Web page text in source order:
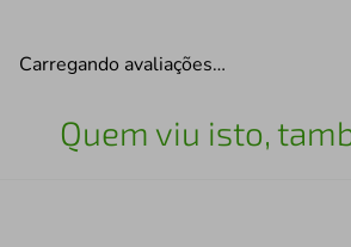
Carregando avaliações…
Quem viu isto,